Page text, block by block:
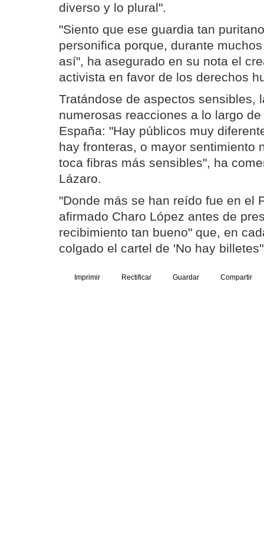
diverso y lo plural".
"Siento que ese guardia tan
personifica porque, durante
así", ha asegurado en su nota el
activista en favor de los derechos
Tratándose de aspectos sensibles,
numerosas reacciones a lo largo
España: "Hay públicos muy
hay fronteras, o mayor sentimiento
toca fibras más sensibles", ha
Lázaro.
"Donde más se han reído fue en el
afirmado Charo López antes de
recibimiento tan bueno" que, en
colgado el cartel de 'No hay
Imprimir Rectificar Guardar Compartir